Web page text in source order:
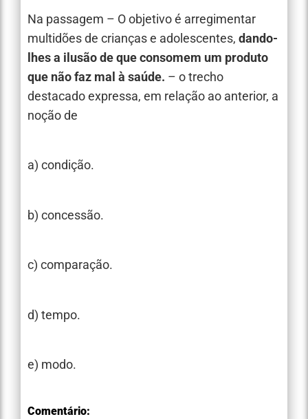
Na passagem – O objetivo é arregimentar
multidões de crianças e adolescentes, dando-
lhes a ilusão de que consomem um produto
que não faz mal à saúde. – o trecho
destacado expressa, em relação ao anterior, a
noção de
a) condição.
b) concessão.
c) comparação.
d) tempo.
e) modo.
Comentário: